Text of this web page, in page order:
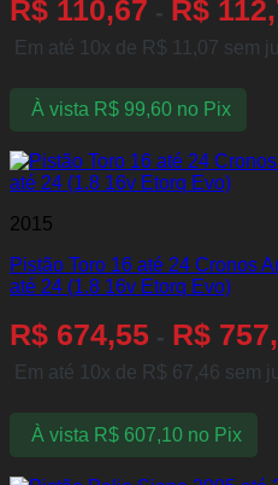
R$ 110,67 - R$
Em até 10x de R$ 11,07 sem
À vista R$99,60 no Pix
2015
Pistão Toro 16 até 24 Cronos
até 24 (1.8 16v Etorq Evo)
R$ 674,55 - R$
Em até 10x de R$ 67,46 sem
À vista R$607,10 no Pix